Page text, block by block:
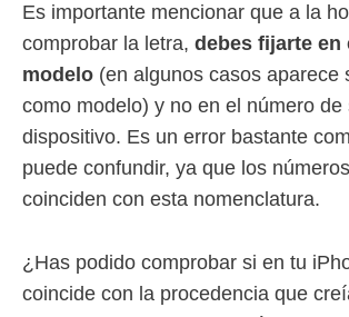
Es importante mencionar que a la
comprobar la letra, debes fijarte en
modelo (en algunos casos aparece
como modelo) y no en el número de
dispositivo. Es un error bastante
puede confundir, ya que los
coinciden con esta nomenclatura.
¿Has podido comprobar si en tu
coincide con la procedencia que